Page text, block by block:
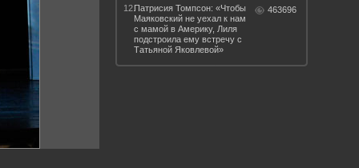
12.Патрисия Томпсон: «Чтобы
Маяковский не уехал к нам
с мамой в Америку, Лиля
подстроила ему встречу с
Татьяной Яковлевой»
463696